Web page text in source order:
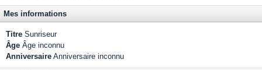
Mes informations
Titre Sunriseur
Âge Âge inconnu
Anniversaire Anniversaire inconnu